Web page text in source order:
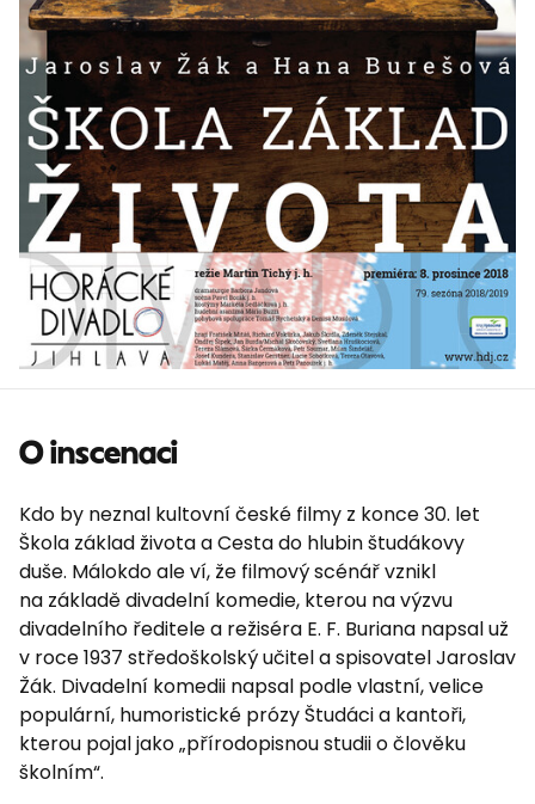
O inscenaci
Kdo by neznal kultovní české filmy z konce 30. let
Škola základ života a Cesta do hlubin študákovy
duše. Málokdo ale ví, že filmový scénář vznikl
na základě divadelní komedie, kterou na výzvu
divadelního ředitele a režiséra E. F. Buriana napsal už
v roce 1937 středoškolský učitel a spisovatel Jaroslav
Žák. Divadelní komedii napsal podle vlastní, velice
populární, humoristické prózy Študáci a kantoři,
kterou pojal jako „přírodopisnou studii o člověku
školním“.